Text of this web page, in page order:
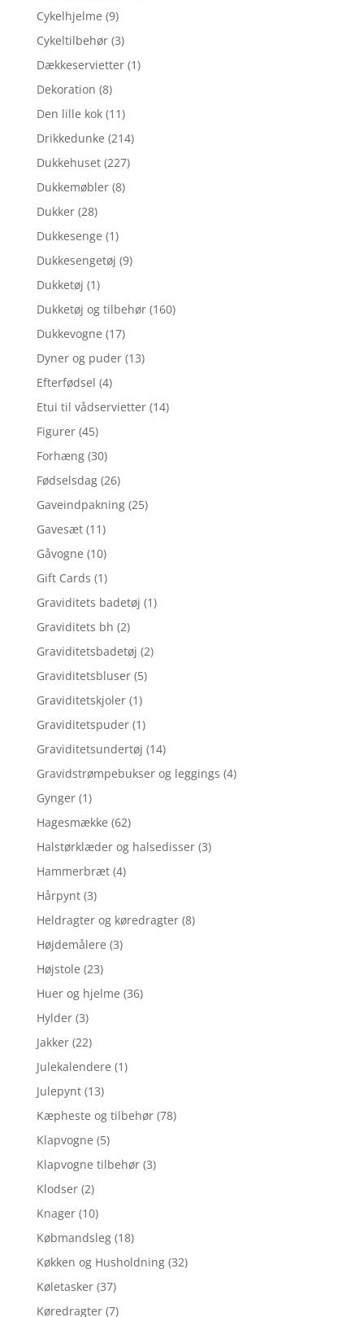
Cykelhjelme (9)
Cykeltilbehør (3)
Dækkeservietter (1)
Dekoration (8)
Den lille kok (11)
Drikkedunke (214)
Dukkehuset (227)
Dukkemøbler (8)
Dukker (28)
Dukkesenge (1)
Dukkesengetøj (9)
Dukketøj (1)
Dukketøj og tilbehør (160)
Dukkevogne (17)
Dyner og puder (13)
Efterfødsel (4)
Etui til vådservietter (14)
Figurer (45)
Forhæng (30)
Fødselsdag (26)
Gaveindpakning (25)
Gavesæt (11)
Gåvogne (10)
Gift Cards (1)
Graviditets badetøj (1)
Graviditets bh (2)
Graviditetsbadetøj (2)
Graviditetsbluser (5)
Graviditetskjoler (1)
Graviditetspuder (1)
Graviditetsundertøj (14)
Gravidstrømpebukser og leggings (4)
Gynger (1)
Hagesmække (62)
Halstørklæder og halsedisser (3)
Hammerbræt (4)
Hårpynt (3)
Heldragter og køredragter (8)
Højdemålere (3)
Højstole (23)
Huer og hjelme (36)
Hylder (3)
Jakker (22)
Julekalendere (1)
Julepynt (13)
Kæpheste og tilbehør (78)
Klapvogne (5)
Klapvogne tilbehør (3)
Klodser (2)
Knager (10)
Købmandsleg (18)
Køkken og Husholdning (32)
Køletasker (37)
Køredragter (7)